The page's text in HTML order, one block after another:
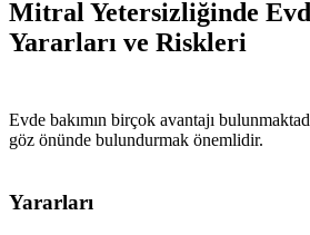
Mitral Yetersizliğinde
Yararları ve Riskleri
Evde bakımın birçok avantajı
göz önünde bulundurmak önemlidir.
Yararları